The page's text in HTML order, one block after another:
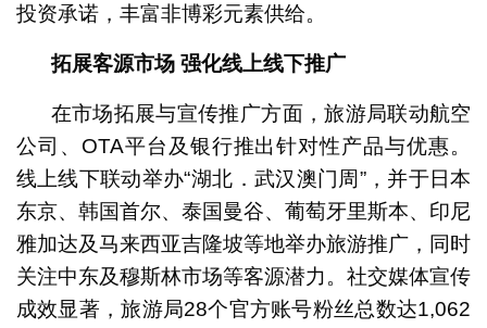
投资承诺，丰富非博彩元素供给。
拓展客源市场 强化线上线下推广
在市场拓展与宣传推广方面，旅游局联动航空
公司、OTA平台及银行推出针对性产品与优惠。
线上线下联动举办“湖北．武汉澳门周”，并于日本
东京、韩国首尔、泰国曼谷、葡萄牙里斯本、印尼
雅加达及马来西亚吉隆坡等地举办旅游推广，同时
关注中东及穆斯林市场等客源潜力。社交媒体宣传
成效显著，旅游局28个官方账号粉丝总数达1,062